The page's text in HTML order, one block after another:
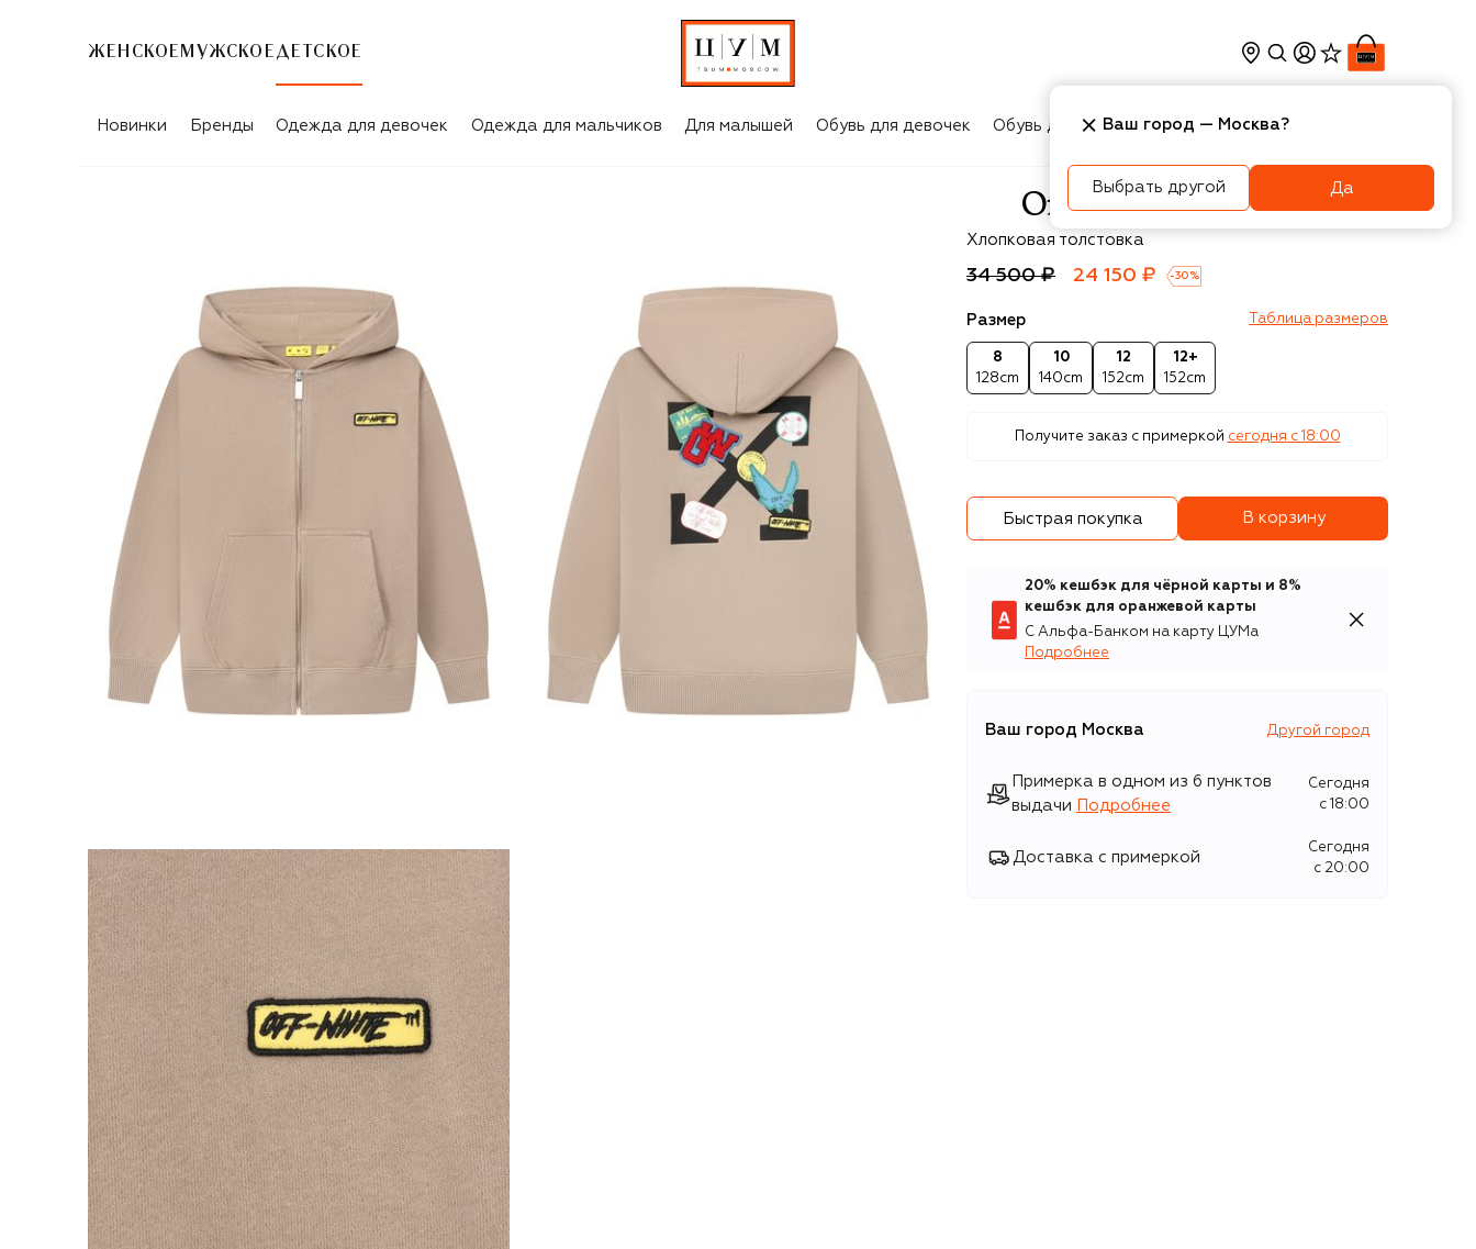
ЖЕНСКОЕ МУЖСКОЕ ДЕТСКОЕ
Новинки Бренды Одежда для девочек Одежда для мальчиков Для малышей Обувь для девочек Обувь для мальчиков Игрушки Аксесcуары
Off-White
Хлопковая толстовка
34 500 ₽ 24 150 ₽ -30 %
Размер Таблица размеров
8
128cm
10
140cm
12
152cm
12+
152cm
Получите заказ с примеркой сегодня c 18:00
Быстрая покупка В корзину
20% кешбэк для чёрной карты и 8%
кешбэк для оранжевой карты
С Альфа-Банком на карту ЦУМа
Подробнее
Ваш город Москва Другой город
Примерка в одном из 6 пунктов
выдачи
Подробнее
Сегодня
c 18:00
Доставка с примеркой
Сегодня
c 20:00
Ваш город — Москва?
Выбрать другой Да